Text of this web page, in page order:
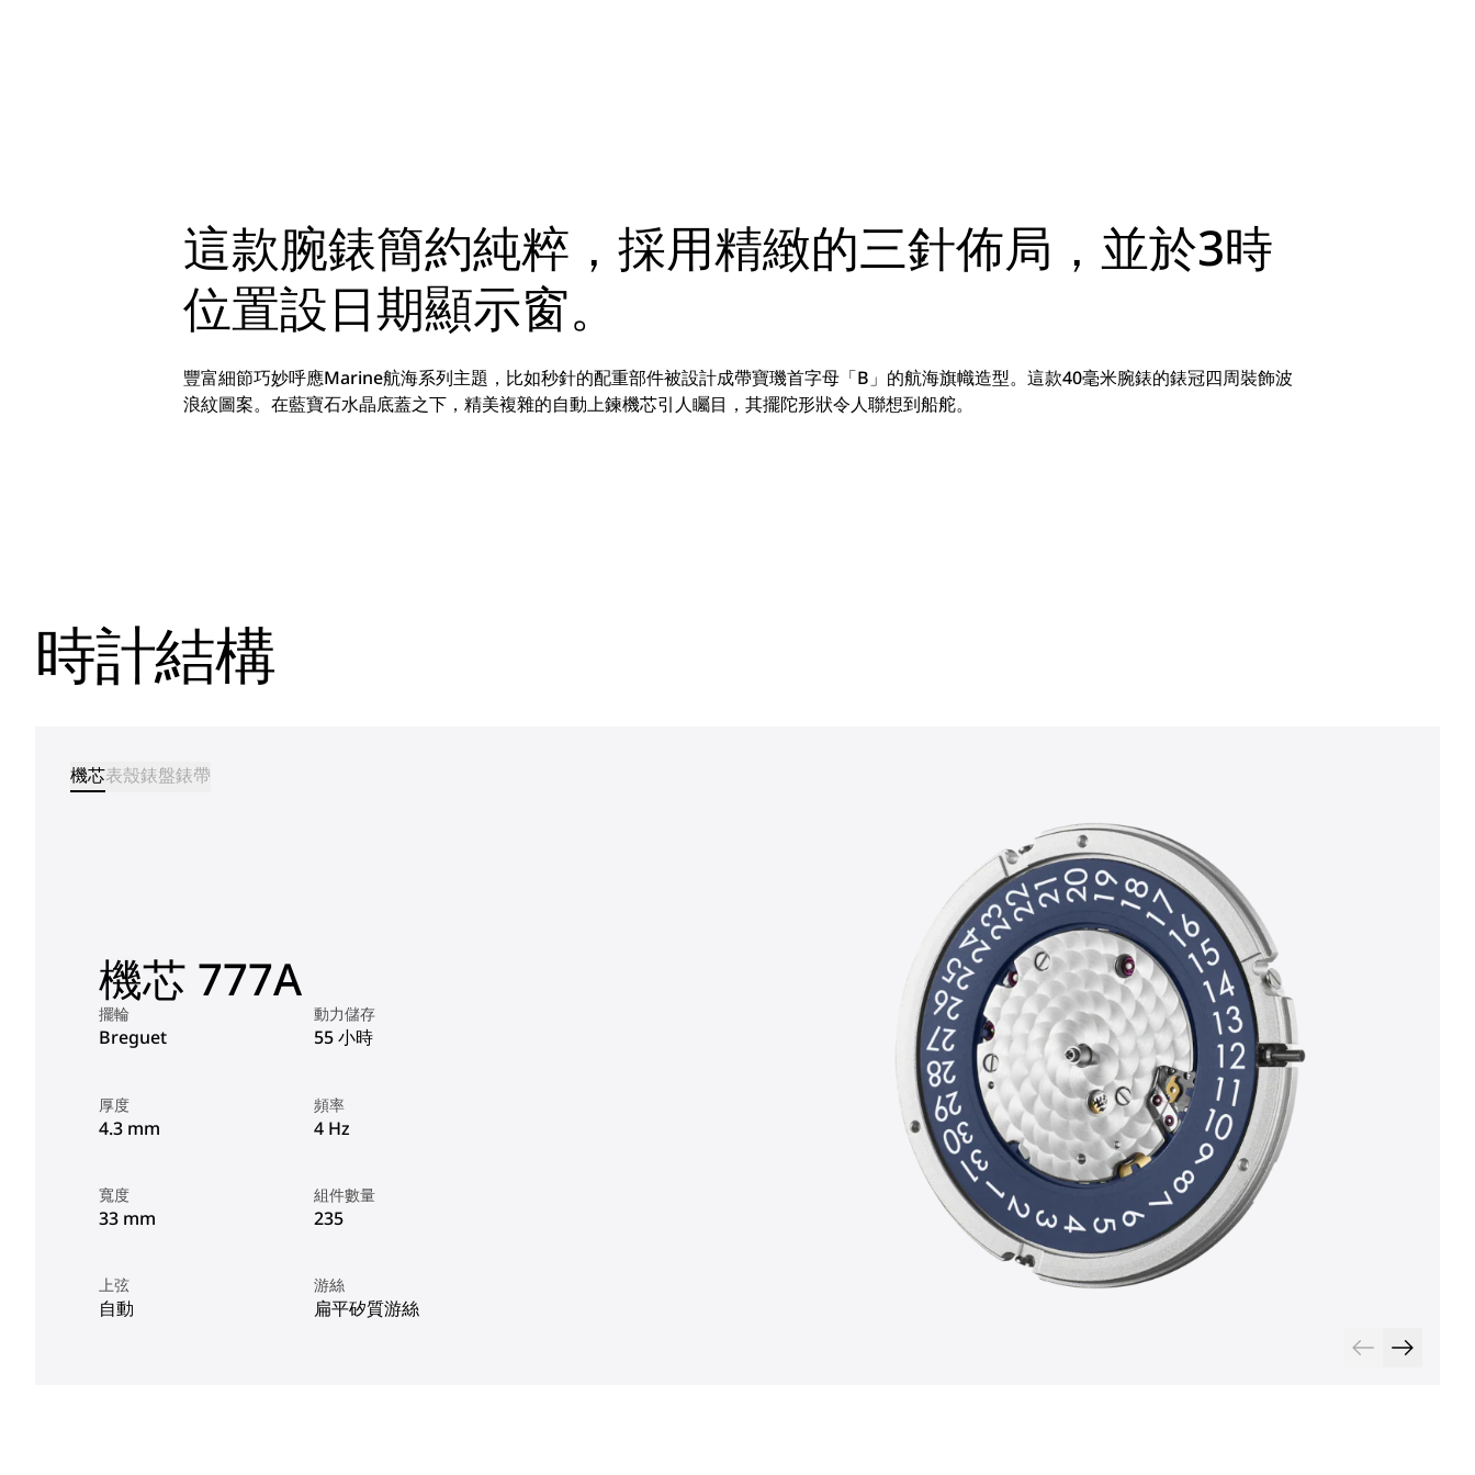
這款腕錶簡約純粹，採用精緻的三針佈局，並於3時
位置設日期顯示窗。
豐富細節巧妙呼應Marine航海系列主題，比如秒針的配重部件被設計成帶寶璣首字母「B」的航海旗幟造型。這款40毫米腕錶的錶冠四周裝飾波
浪紋圖案。在藍寶石水晶底蓋之下，精美複雜的自動上鍊機芯引人矚目，其擺陀形狀令人聯想到船舵。
時計結構
機芯表殼錶盤錶帶
機芯 777A
擺輪
Breguet
動力儲存
55 小時
厚度
4.3 mm
頻率
4 Hz
寬度
33 mm
組件數量
235
上弦
自動
游絲
扁平矽質游絲